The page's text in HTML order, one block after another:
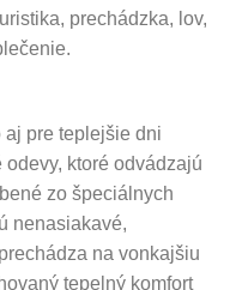
prechádzka, lov,
aj pre teplejšie dni
ktoré odvádzajú
zo špeciálnych
nenasiakavé,
na vonkajšiu
tepelný komfort